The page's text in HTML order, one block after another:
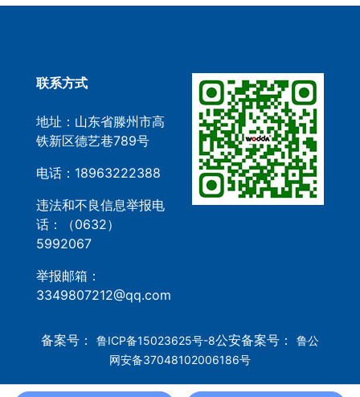
联系方式
地址：山东省滕州市高
铁新区德艺巷789号
电话：18963222388
违法和不良信息举报电
话：（0632）
5992067
举报邮箱：
3349807212@qq.com
备案号： 鲁ICP备15023625号-8公安备案号： 鲁公
网安备37048102006186号